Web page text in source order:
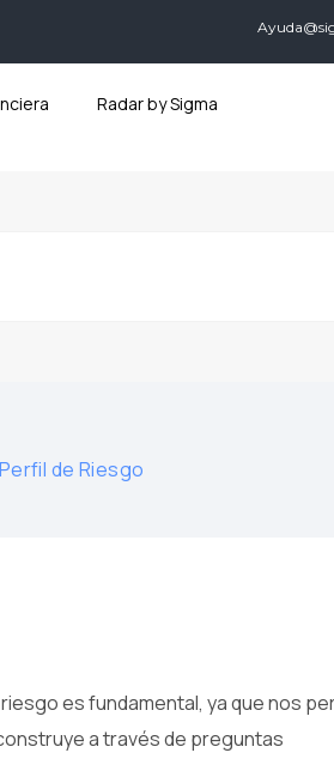
Radar by Sigma
Perfil de Riesgo
es fundamental, ya que nos
a través de preguntas